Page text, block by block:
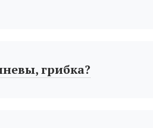
грибка?